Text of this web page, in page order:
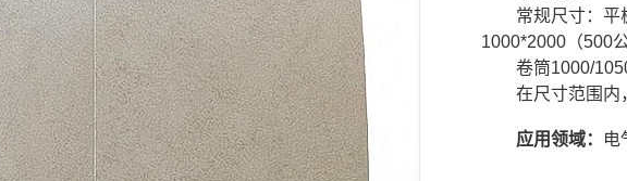
常规尺寸：平
1000*2000（500
卷筒1000/
在尺寸范围内
应用领域：
电